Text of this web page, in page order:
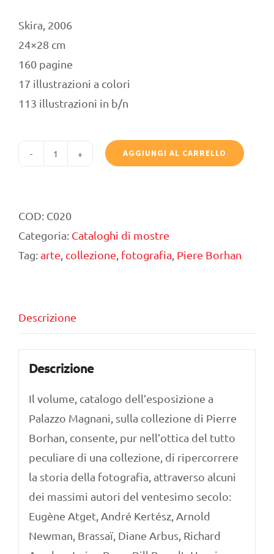
Skira, 2006
24×28 cm
160 pagine
17 illustrazioni a colori
113 illustrazioni in b/n
nemmeno
io.
La
Borhan
quantità
AGGIUNGI AL CARRELLO
COD: C020
Categoria: Cataloghi di mostre
Tag:arte collezione fotografia Piere Borhan
Descrizione
Descrizione
Il volume, catalogo dell’esposizione a
Palazzo Magnani, sulla collezione di Pierre
Borhan, consente, pur nell’ottica del tutto
peculiare di una collezione, di ripercorrere
la storia della fotografia, attraverso alcuni
dei massimi autori del ventesimo secolo:
Eugène Atget, André Kertész, Arnold
Newman, Brassaï, Diane Arbus, Richard